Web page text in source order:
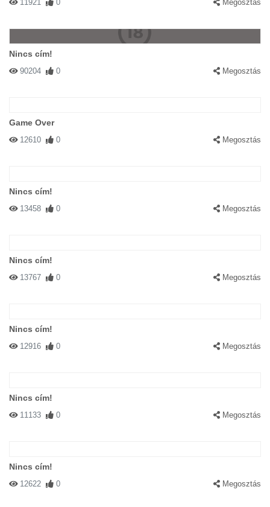
11921 0 Megosztás
Nincs cím!
90204 0 Megosztás
Game Over
12610 0 Megosztás
Nincs cím!
13458 0 Megosztás
Nincs cím!
13767 0 Megosztás
Nincs cím!
12916 0 Megosztás
Nincs cím!
11133 0 Megosztás
Nincs cím!
12622 0 Megosztás